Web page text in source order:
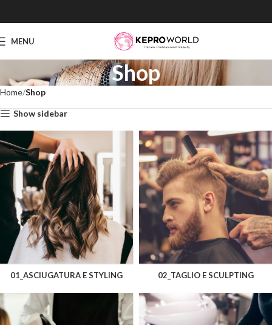
MENU
Shop
Home Shop
Show sidebar
01_ASCIUGATURA E STYLING 02_TAGLIO E SCULPTING